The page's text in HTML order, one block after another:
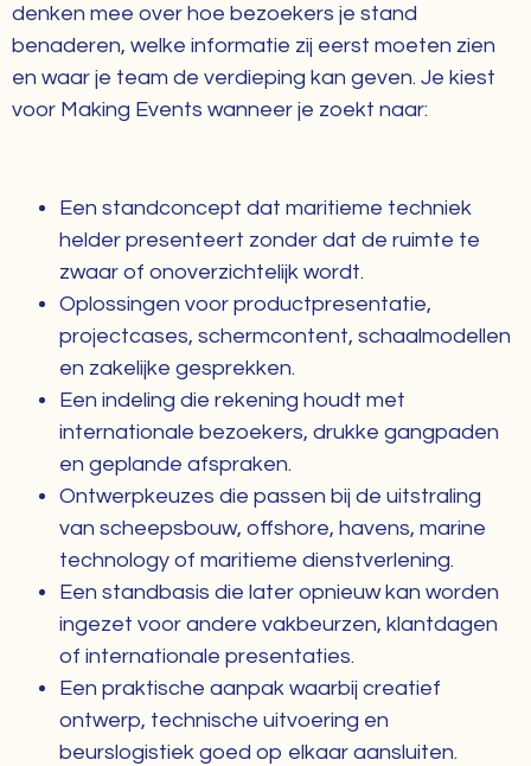
denken mee over hoe bezoekers je stand
benaderen, welke informatie zij eerst moeten zien
en waar je team de verdieping kan geven. Je kiest
voor Making Events wanneer je zoekt naar:
Een standconcept dat maritieme techniek
helder presenteert zonder dat de ruimte te
zwaar of onoverzichtelijk wordt.
Oplossingen voor productpresentatie,
projectcases, schermcontent, schaalmodellen
en zakelijke gesprekken.
Een indeling die rekening houdt met
internationale bezoekers, drukke gangpaden
en geplande afspraken.
Ontwerpkeuzes die passen bij de uitstraling
van scheepsbouw, offshore, havens, marine
technology of maritieme dienstverlening.
Een standbasis die later opnieuw kan worden
ingezet voor andere vakbeurzen, klantdagen
of internationale presentaties.
Een praktische aanpak waarbij creatief
ontwerp, technische uitvoering en
beurslogistiek goed op elkaar aansluiten.